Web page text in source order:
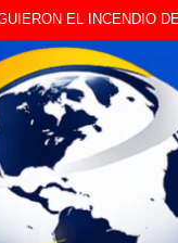
ROBO A CAMBISTA